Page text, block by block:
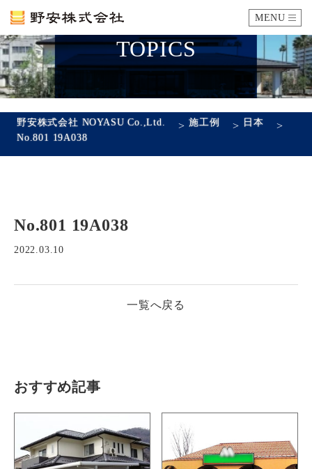
MENU
カタログ
企業情報
会社概要
採用情報
先輩社員の声
お問い合わせ プライバシーポリシー サイトマップ
TOPICS
野安株式会社 NOYASU Co.,Ltd. >施工例 > 日本 >
No.801 19A038
No.801 19A038
2022.03.10
一覧へ戻る
おすすめ記事